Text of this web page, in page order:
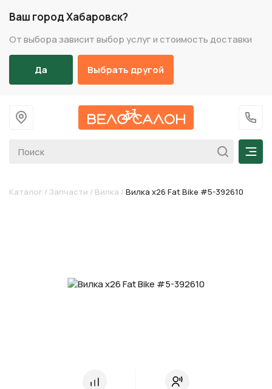
Ваш город Хабаровск?
От выбора зависит выбор услуг и стоимость доставки
Да Выбрать другой
На главную
+7
Каталог / Запчасти / Вилка / Вилка х26 Fat Bike #5-392610